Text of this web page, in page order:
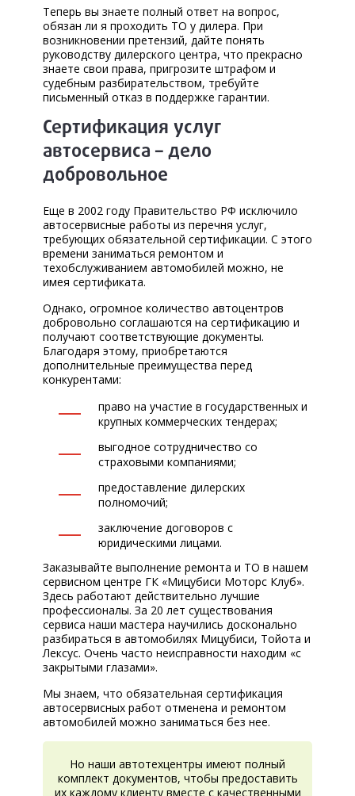
Теперь вы знаете полный ответ на вопрос,
обязан ли я проходить ТО у дилера. При
возникновении претензий, дайте понять
руководству дилерского центра, что прекрасно
знаете свои права, пригрозите штрафом и
судебным разбирательством, требуйте
письменный отказ в поддержке гарантии.
Сертификация услуг
автосервиса – дело
добровольное
Еще в 2002 году Правительство РФ исключило
автосервисные работы из перечня услуг,
требующих обязательной сертификации. С этого
времени заниматься ремонтом и
техобслуживанием автомобилей можно, не
имея сертификата.
Однако, огромное количество автоцентров
добровольно соглашаются на сертификацию и
получают соответствующие документы.
Благодаря этому, приобретаются
дополнительные преимущества перед
конкурентами:
право на участие в государственных и
крупных коммерческих тендерах;
выгодное сотрудничество со
страховыми компаниями;
предоставление дилерских
полномочий;
заключение договоров с
юридическими лицами.
Заказывайте выполнение ремонта и ТО в нашем
сервисном центре ГК «Мицубиси Моторс Клуб».
Здесь работают действительно лучшие
профессионалы. За 20 лет существования
сервиса наши мастера научились досконально
разбираться в автомобилях Мицубиси, Тойота и
Лексус. Очень часто неисправности находим «с
закрытыми глазами».
Мы знаем, что обязательная сертификация
автосервисных работ отменена и ремонтом
автомобилей можно заниматься без нее.
Но наши автотехцентры имеют полный
комплект документов, чтобы предоставить
их каждому клиенту вместе с качественными